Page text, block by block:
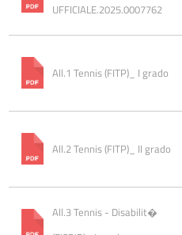
UFFICIALE.2025.0007762
All.1 Tennis (FITP)_ I grado
All.2 Tennis (FITP)_ II grado
All.3 Tennis - Disabilit�